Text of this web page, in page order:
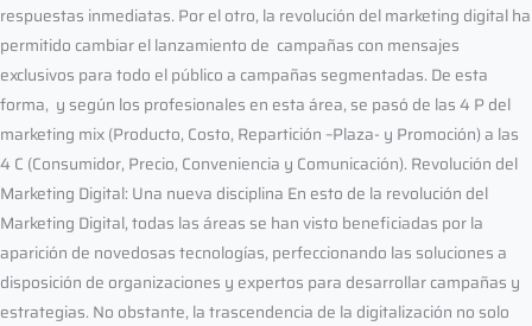
respuestas inmediatas. Por el otro, la revolución del marketing digital ha
permitido cambiar el lanzamiento de campañas con mensajes
exclusivos para todo el público a campañas segmentadas. De esta
forma, y según los profesionales en esta área, se pasó de las 4 P del
marketing mix (Producto, Costo, Repartición –Plaza- y Promoción) a las
4 C (Consumidor, Precio, Conveniencia y Comunicación). Revolución del
Marketing Digital: Una nueva disciplina En esto de la revolución del
Marketing Digital, todas las áreas se han visto beneficiadas por la
aparición de novedosas tecnologías, perfeccionando las soluciones a
disposición de organizaciones y expertos para desarrollar campañas y
estrategias. No obstante, la trascendencia de la digitalización no solo